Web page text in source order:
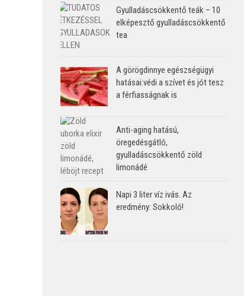
Gyulladáscsökkentő teák – 10
elképesztő gyulladáscsökkentő
tea
A görögdinnye egészségügyi
hatásai:védi a szívet és jót tesz
a férfiasságnak is
Anti-aging hatású,
öregedésgátló,
gyulladáscsökkentő zöld
limonádé
Napi 3 liter víz ivás. Az
eredmény: Sokkoló!